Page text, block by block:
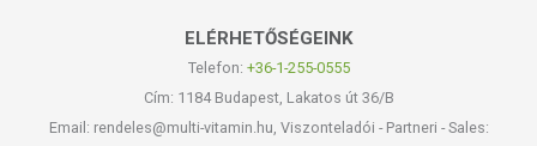
ELÉRHETŐSÉGEINK
Telefon: +36-1-255-0555
Cím: 1184 Budapest, Lakatos út 36/B
Email: rendeles@multi-vitamin.hu, Viszonteladói - Partneri - Sales: